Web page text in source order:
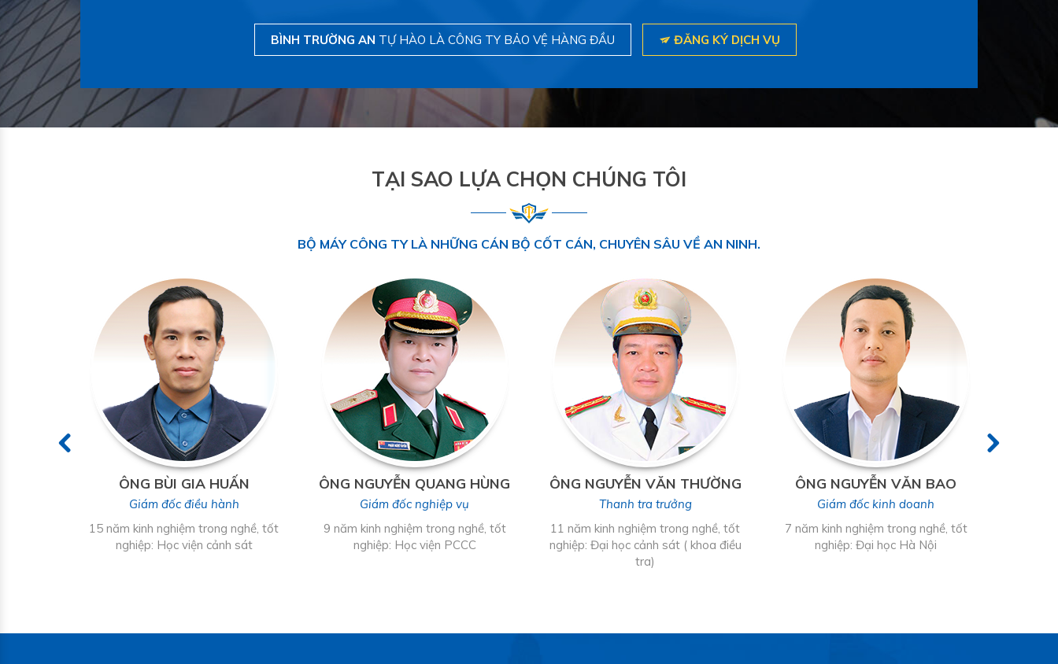
BÌNH TRƯỜNG AN TỰ HÀO LÀ CÔNG TY BẢO VỆ HÀNG ĐẦU ĐĂNG KÝ DỊCH VỤ
TẠI SAO LỰA CHỌN CHÚNG TÔI
BỘ MÁY CÔNG TY LÀ NHỮNG CÁN BỘ CỐT CÁN, CHUYÊN SÂU VỀ AN NINH.
ÔNG BÙI GIA HUẤN
Giám đốc điều hành
15 năm kinh nghiệm trong nghề, tốt
nghiệp: Học viện cảnh sát
ÔNG NGUYỄN QUANG HÙNG
Giám đốc nghiệp vụ
9 năm kinh nghiệm trong nghề, tốt
nghiệp: Học viện PCCC
ÔNG NGUYỄN VĂN THƯỜNG
Thanh tra trưởng
11 năm kinh nghiệm trong nghề, tốt
nghiệp: Đại học cảnh sát ( khoa điều
tra)
ÔNG NGUYỄN VĂN BAO
Giám đốc kinh doanh
7 năm kinh nghiệm trong nghề, tốt
nghiệp: Đại học Hà Nội